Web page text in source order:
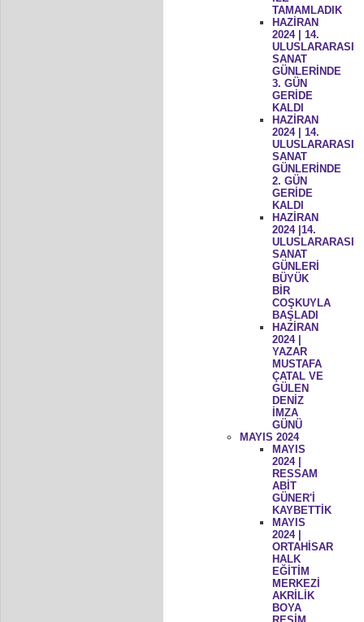
TAMAMLADIK
HAZİRAN
2024 | 14.
ULUSLARARASI
SANAT
GÜNLERİNDE
3. GÜN
GERİDE
KALDI
HAZİRAN
2024 | 14.
ULUSLARARASI
SANAT
GÜNLERİNDE
2. GÜN
GERİDE
KALDI
HAZİRAN
2024 |14.
ULUSLARARASI
SANAT
GÜNLERİ
BÜYÜK
BİR
COŞKUYLA
BAŞLADI
HAZİRAN
2024 |
YAZAR
MUSTAFA
ÇATAL VE
GÜLEN
DENİZ
İMZA
GÜNÜ
MAYIS 2024
MAYIS
2024 |
RESSAM
ABİT
GÜNER'İ
KAYBETTİK
MAYIS
2024 |
ORTAHİSAR
HALK
EĞİTİM
MERKEZİ
AKRİLİK
BOYA